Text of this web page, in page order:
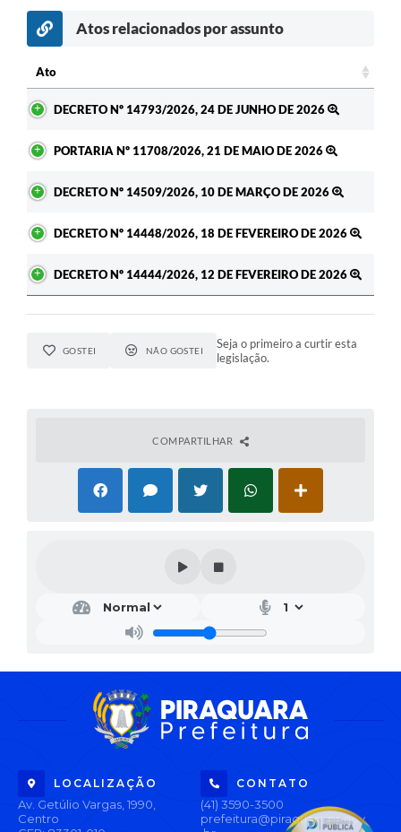
Atos relacionados por assunto
Ato
DECRETO Nº 14793/2026, 24 DE JUNHO DE 2026
PORTARIA Nº 11708/2026, 21 DE MAIO DE 2026
DECRETO Nº 14509/2026, 10 DE MARÇO DE 2026
DECRETO Nº 14448/2026, 18 DE FEVEREIRO DE 2026
DECRETO Nº 14444/2026, 12 DE FEVEREIRO DE 2026
GOSTEI NÃO GOSTEI
Seja o primeiro a curtir esta
legislação.
COMPARTILHAR
LOCALIZAÇÃO
Av. Getúlio Vargas, 1990,
Centro
CONTATO
(41) 3590-3500
prefeitura@piraquara.pr.gov